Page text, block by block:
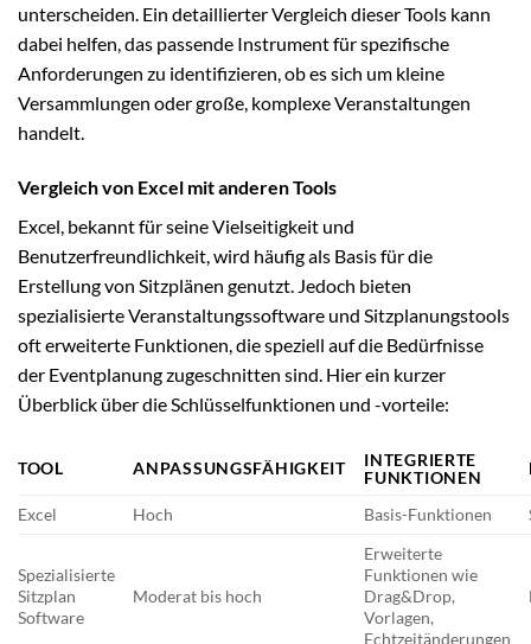
unterscheiden. Ein detaillierter Vergleich dieser Tools kann
dabei helfen, das passende Instrument für spezifische
Anforderungen zu identifizieren, ob es sich um kleine
Versammlungen oder große, komplexe Veranstaltungen
handelt.
Vergleich von Excel mit anderen Tools
Excel, bekannt für seine Vielseitigkeit und
Benutzerfreundlichkeit, wird häufig als Basis für die
Erstellung von Sitzplänen genutzt. Jedoch bieten
spezialisierte Veranstaltungssoftware und Sitzplanungstools
oft erweiterte Funktionen, die speziell auf die Bedürfnisse
der Eventplanung zugeschnitten sind. Hier ein kurzer
Überblick über die Schlüsselfunktionen und -vorteile:
TOOL ANPASSUNGSFÄHIGKEIT
INTEGRIERTE
FUNKTIONEN
Excel Hoch Basis-Funktionen
Spezialisierte
Sitzplan
Software
Moderat bis hoch
Erweiterte
Funktionen wie
Drag&Drop,
Vorlagen,
Echtzeitänderungen